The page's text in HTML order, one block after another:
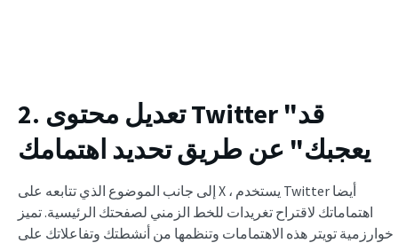
2. تعديل محتوى Twitter "قد
يعجبك" عن طريق تحديد اهتمامك
إلى جانب الموضوع الذي تتابعه على X ، يستخدم Twitter أيضا
اهتماماتك لاقتراح تغريدات للخط الزمني لصفحتك الرئيسية. تميز
خوارزمية تويتر هذه الاهتمامات وتنظمها من أنشطتك وتفاعلاتك على